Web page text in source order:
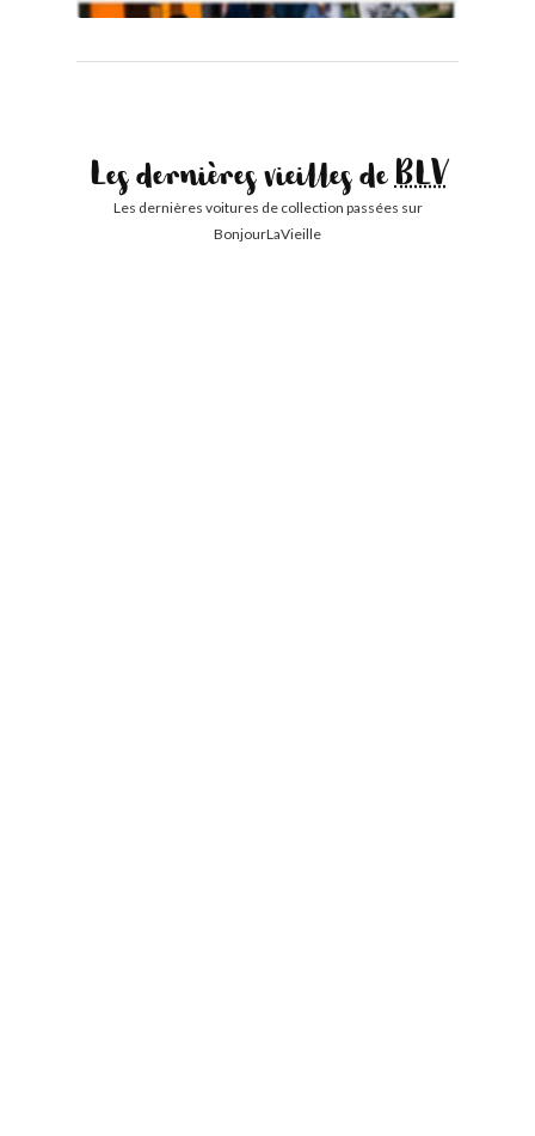
Les dernières vieilles deBLV
Les dernières voitures de collection passées sur
BonjourLaVieille